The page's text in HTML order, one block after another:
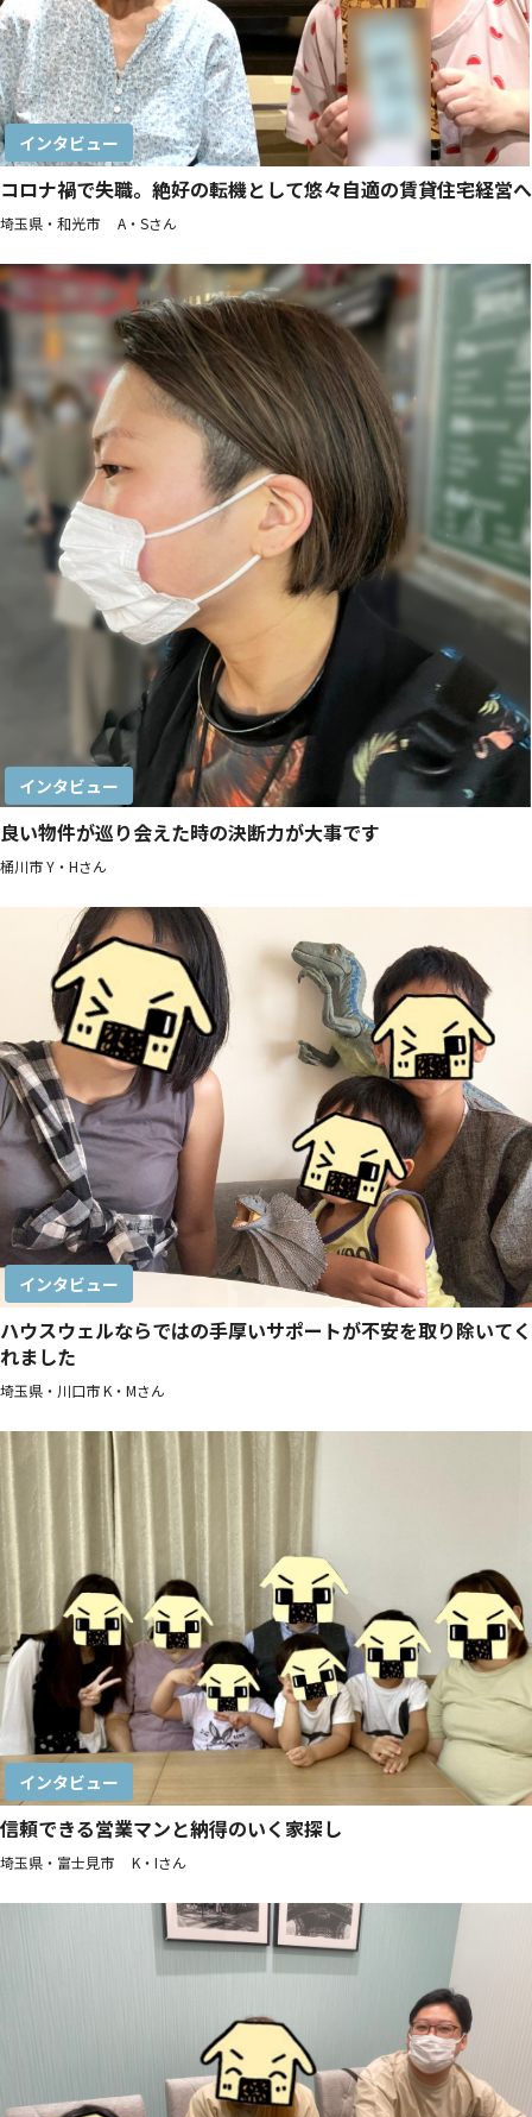
インタビュー
コロナ禍で失職。絶好の転機として悠々自適の賃貸住宅経営へ
埼玉県・和光市 A・Sさん
インタビュー
良い物件が巡り会えた時の決断力が大事です
桶川市 Y・Hさん
インタビュー
ハウスウェルならではの手厚いサポートが不安を取り除いてく
れました
埼玉県・川口市 K・Mさん
インタビュー
信頼できる営業マンと納得のいく家探し
埼玉県・富士見市 K・Iさん